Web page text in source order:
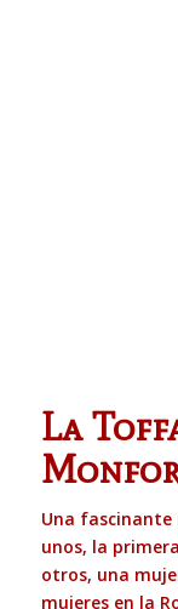
La
Una fascinante
unos, la
otros, una
mujeres en la